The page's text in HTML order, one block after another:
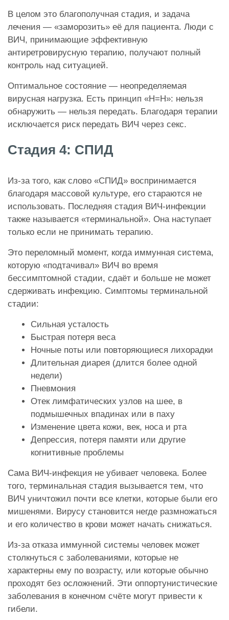
В целом это благополучная стадия, и задача
лечения — «заморозить» её для пациента. Люди с
ВИЧ, принимающие эффективную
антиретровирусную терапию, получают полный
контроль над ситуацией.
Оптимальное состояние — неопределяемая
вирусная нагрузка. Есть принцип «Н=Н»: нельзя
обнаружить — нельзя передать. Благодаря терапии
исключается риск передать ВИЧ через секс.
Стадия 4: СПИД
Из-за того, как слово «СПИД» воспринимается
благодаря массовой культуре, его стараются не
использовать. Последняя стадия ВИЧ-инфекции
также называется «терминальной». Она наступает
только если не принимать терапию.
Это переломный момент, когда иммунная система,
которую «подтачивал» ВИЧ во время
бессимптомной стадии, сдаёт и больше не может
сдерживать инфекцию. Симптомы терминальной
стадии:
Сильная усталость
Быстрая потеря веса
Ночные поты или повторяющиеся лихорадки
Длительная диарея (длится более одной
недели)
Пневмония
Отек лимфатических узлов на шее, в
подмышечных впадинах или в паху
Изменение цвета кожи, век, носа и рта
Депрессия, потеря памяти или другие
когнитивные проблемы
Сама ВИЧ-инфекция не убивает человека. Более
того, терминальная стадия вызывается тем, что
ВИЧ уничтожил почти все клетки, которые были его
мишенями. Вирусу становится негде размножаться
и его количество в крови может начать снижаться.
Из-за отказа иммунной системы человек может
столкнуться с заболеваниями, которые не
характерны ему по возрасту, или которые обычно
проходят без осложнений. Эти оппортунистические
заболевания в конечном счёте могут привести к
гибели.